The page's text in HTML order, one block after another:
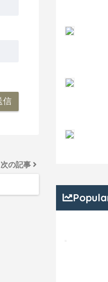
次の記事